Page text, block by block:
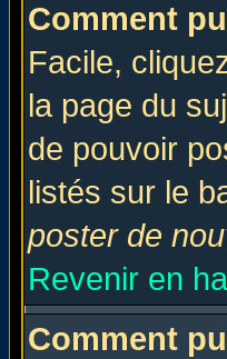
Comment
Facile,
la page du
de pouvoir
listés sur le
poster de
Revenir en
Comment